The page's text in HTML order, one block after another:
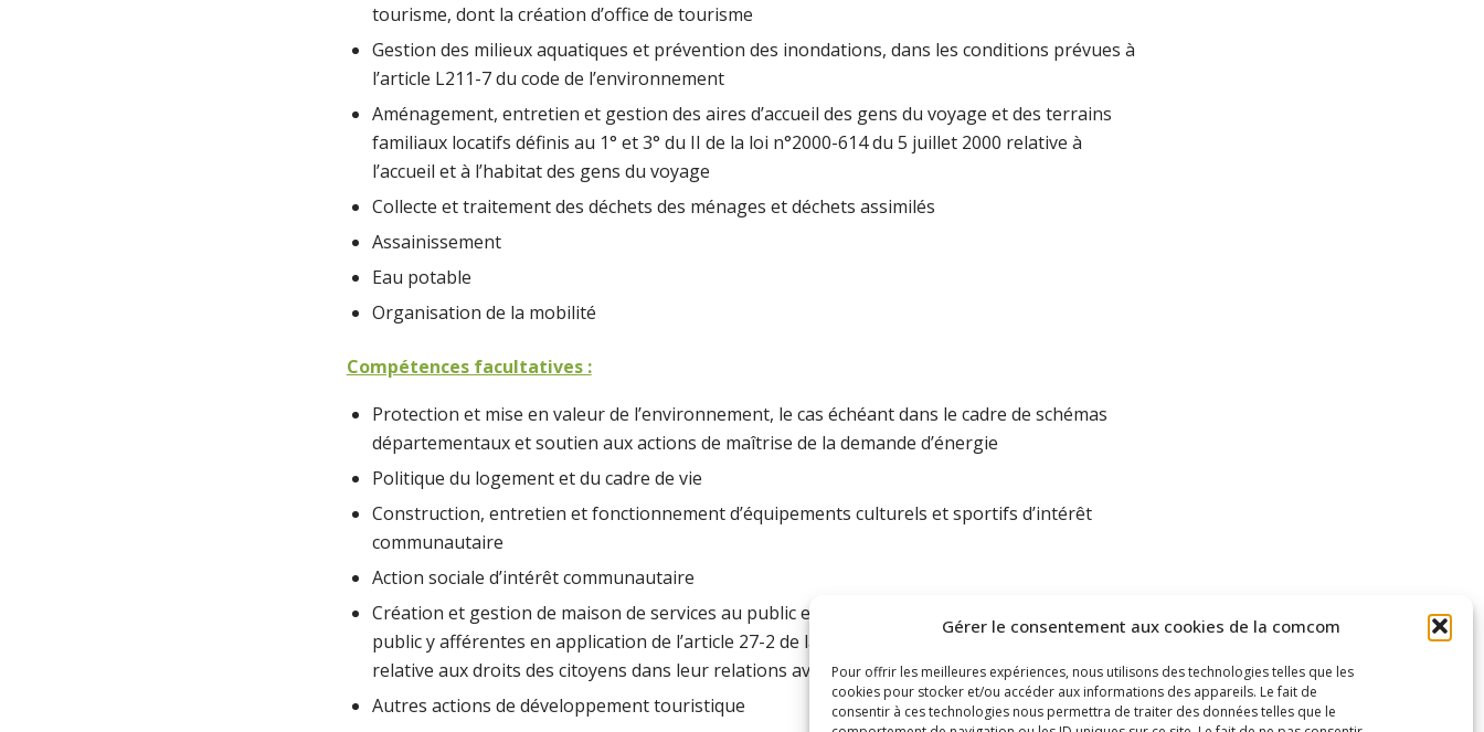
Gérer le consentement aux cookies de la comcom
Pour offrir les meilleures expériences, nous utilisons des technologies telles que les
cookies pour stocker et/ou accéder aux informations des appareils. Le fait de
consentir à ces technologies nous permettra de traiter des données telles que le
tourisme, dont la création d’office de tourisme
Gestion des milieux aquatiques et prévention des inondations, dans les conditions prévues à
l’article L211-7 du code de l’environnement
Aménagement, entretien et gestion des aires d’accueil des gens du voyage et des terrains
familiaux locatifs définis au 1° et 3° du II de la loi n°2000-614 du 5 juillet 2000 relative à
l’accueil et à l’habitat des gens du voyage
Collecte et traitement des déchets des ménages et déchets assimilés
Assainissement
Eau potable
Organisation de la mobilité
Compétences facultatives :
Protection et mise en valeur de l’environnement, le cas échéant dans le cadre de schémas
départementaux et soutien aux actions de maîtrise de la demande d’énergie
Politique du logement et du cadre de vie
Construction, entretien et fonctionnement d’équipements culturels et sportifs d’intérêt
communautaire
Action sociale d’intérêt communautaire
Création et gestion de maison de services au public et définition des obligations de service
public y afférentes en application de l’article 27-2 de la loi n°2000-321 du 12 avril 2000
relative aux droits des citoyens dans leur relations avec les administrations
Autres actions de développement touristique